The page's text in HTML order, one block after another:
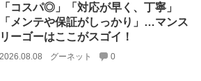
「コスパ◎」「対応が早く、丁寧」
「メンテや保証がしっかり」…マンス
リーゴーはここがスゴイ！
2026.08.08 グーネット 0